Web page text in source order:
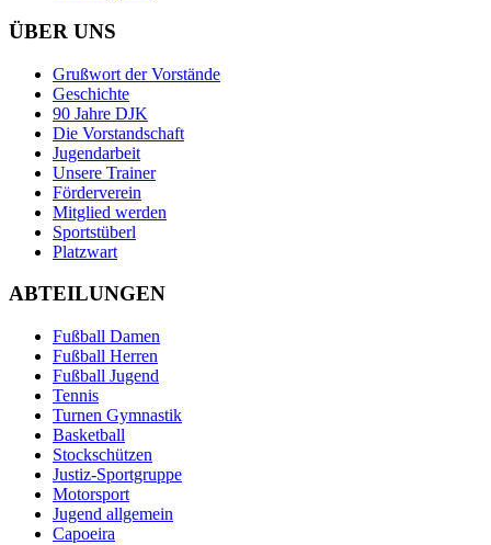
ÜBER UNS
Grußwort der Vorstände
Geschichte
90 Jahre DJK
Die Vorstandschaft
Jugendarbeit
Unsere Trainer
Förderverein
Mitglied werden
Sportstüberl
Platzwart
ABTEILUNGEN
Fußball Damen
Fußball Herren
Fußball Jugend
Tennis
Turnen Gymnastik
Basketball
Stockschützen
Justiz-Sportgruppe
Motorsport
Jugend allgemein
Capoeira